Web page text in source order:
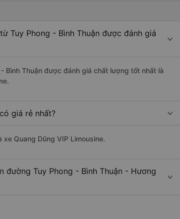
Tuy Phong - Bình Thuận được đánh giá
Bình Thuận được đánh giá chất lượng tốt nhất là
giá rẻ nhất?
Quang Dũng VIP Limousine.
đường Tuy Phong - Bình Thuận - Hương